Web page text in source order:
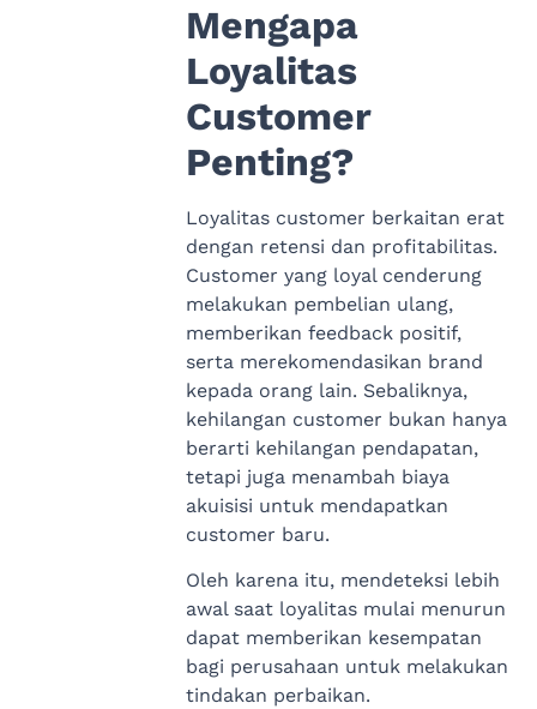
Mengapa
Loyalitas
Customer
Penting?
Loyalitas customer berkaitan erat
dengan retensi dan profitabilitas.
Customer yang loyal cenderung
melakukan pembelian ulang,
memberikan feedback positif,
serta merekomendasikan brand
kepada orang lain. Sebaliknya,
kehilangan customer bukan hanya
berarti kehilangan pendapatan,
tetapi juga menambah biaya
akuisisi untuk mendapatkan
customer baru.
Oleh karena itu, mendeteksi lebih
awal saat loyalitas mulai menurun
dapat memberikan kesempatan
bagi perusahaan untuk melakukan
tindakan perbaikan.